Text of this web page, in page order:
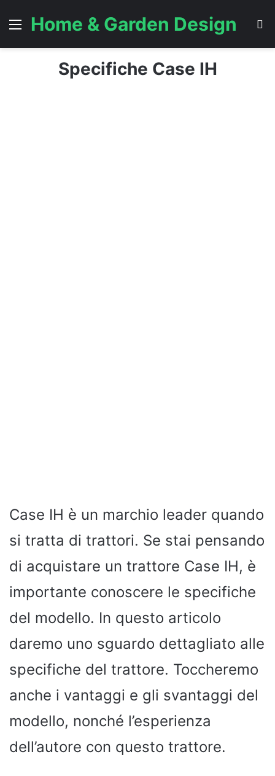
Menu
Home & Garden Design
Specifiche Case IH
Case IH è un marchio leader quando
si tratta di trattori. Se stai pensando
di acquistare un trattore Case IH, è
importante conoscere le specifiche
del modello. In questo articolo
daremo uno sguardo dettagliato alle
specifiche del trattore. Toccheremo
anche i vantaggi e gli svantaggi del
modello, nonché l’esperienza
dell’autore con questo trattore.